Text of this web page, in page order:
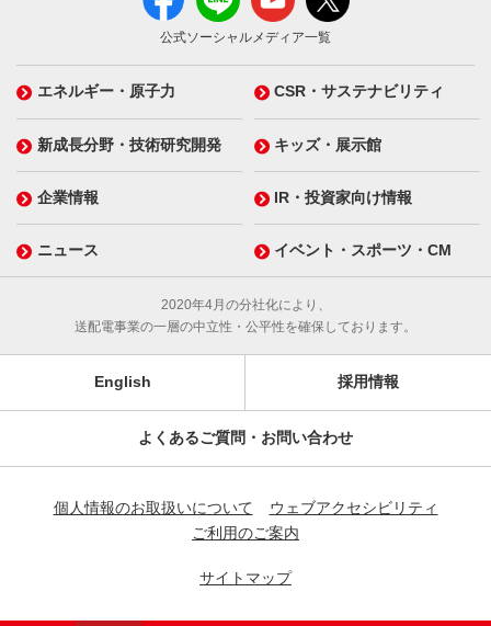
公式ソーシャルメディア一覧
エネルギー・原子力 CSR・サステナビリティ
新成長分野・技術研究開発 キッズ・展示館
企業情報 IR・投資家向け情報
ニュース イベント・スポーツ・CM
2020年4月の分社化により、
送配電事業の一層の中立性・公平性を確保しております。
English 採用情報
よくあるご質問・お問い合わせ
個人情報のお取扱いについて
ウェブアクセシビリティ
ご利用のご案内
サイトマップ